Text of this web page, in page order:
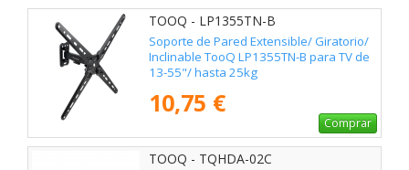
TOOQ - LP1355TN-B
Soporte de Pared Extensible/ Giratorio/
Inclinable TooQ LP1355TN-B para TV de
13-55"/ hasta 25kg
10,75 €
Comprar
TOOQ - TQHDA-02C